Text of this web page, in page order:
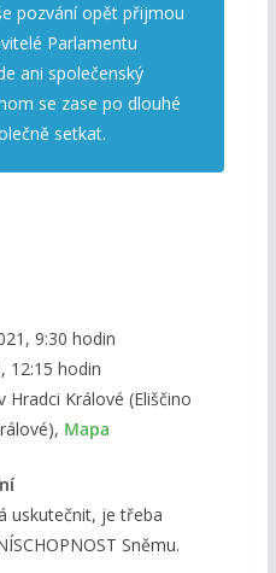
pozvání opět přijmou
Parlamentu
ani společenský
se zase po dlouhé
setkat.
9:30 hodin
12:15 hodin
Králové (Eliščino
Mapa
uskutečnit, je třeba
Sněmu.